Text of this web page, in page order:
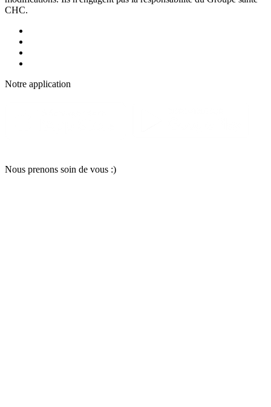
CHC.
Notre application
Nous prenons soin de vous :)